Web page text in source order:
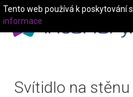
Svítidlo na
Tento web používá k poskytování
informace